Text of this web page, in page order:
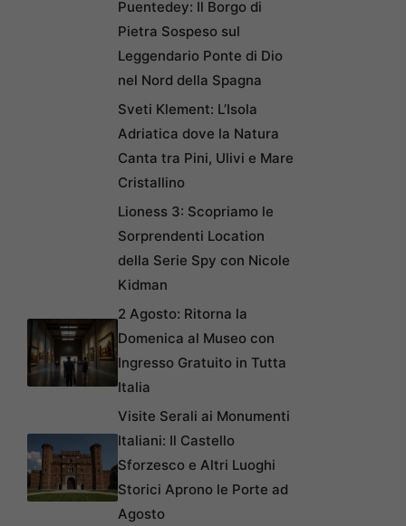
Puentedey: Il Borgo di
Pietra Sospeso sul
Leggendario Ponte di Dio
nel Nord della Spagna
Sveti Klement: L’Isola
Adriatica dove la Natura
Canta tra Pini, Ulivi e Mare
Cristallino
Lioness 3: Scopriamo le
Sorprendenti Location
della Serie Spy con Nicole
Kidman
2 Agosto: Ritorna la
Domenica al Museo con
Ingresso Gratuito in Tutta
Italia
Visite Serali ai Monumenti
Italiani: Il Castello
Sforzesco e Altri Luoghi
Storici Aprono le Porte ad
Agosto